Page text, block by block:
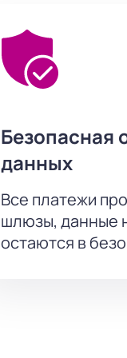
компаний
Дайнюс
состав:
Безопасная
данных
Все платежи
шлюзы, данные
остаются в